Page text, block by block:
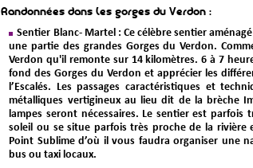
Randonnées dans les gorges du Verdon :
Sentier Blanc- Martel: Ce célèbre sentier
une partie des grandes Gorges du Verdon.
Verdon qu'il remonte sur 14 kilomètres. 6 à 7
fond des Gorges du Verdon et apprécier les
l’Escalés. Les passages caractéristiques et
métalliques vertigineux au lieu dit de la brèche
lampes seront nécessaires. Le sentier est
soleil ou se situe parfois très proche de la rivière
Point Sublime d’où il vous faudra organiser une
bus ou taxi locaux.